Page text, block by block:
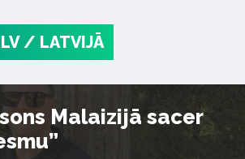
/ LATVIJĀ
Malaizijā sacer